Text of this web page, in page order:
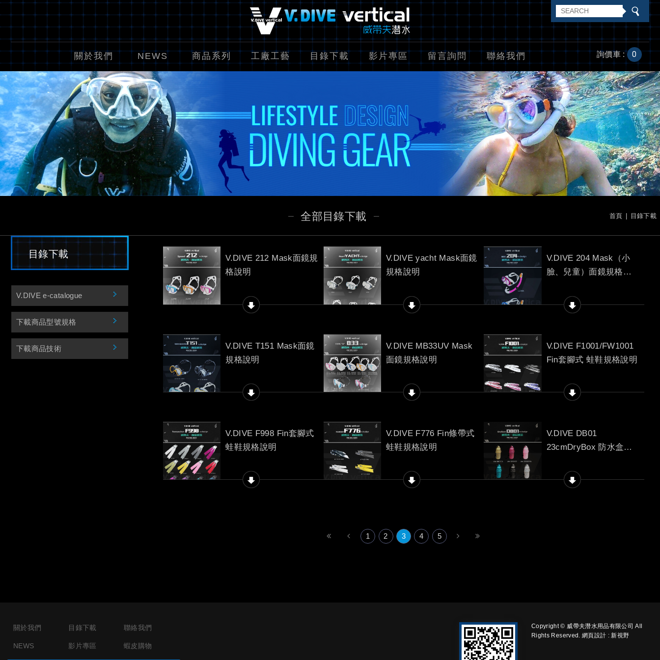
關於我們 NEWS 商品系列 工廠工藝 目錄下載 影片專區 留言詢問 聯絡我們 詢價車 : 0
首頁 目錄下載
目錄下載
V.DIVE e-catalogue
下載商品型號規格
下載商品技術
全部目錄下載
V.DIVE 212 Mask面鏡規
格說明
V.DIVE yacht Mask面鏡
規格說明
V.DIVE 204 Mask（小
臉、兒童）面鏡規格說
V.DIVE T151 Mask面鏡
規格說明
V.DIVE MB33UV Mask
面鏡規格說明
V.DIVE F1001/FW1001
Fin套腳式 蛙鞋規格說明
V.DIVE F998 Fin套腳式
蛙鞋規格說明
V.DIVE F776 Fin條帶式
蛙鞋規格說明
V.DIVE DB01
23cmDryBox 防水盒規
1 2 3 4 5
關於我們
NEWS
目錄下載
影片專區
聯絡我們
蝦皮購物
Copyright © 威帶夫潛水用品有限公司 All
Rights Reserved. 網頁設計 : 新視野